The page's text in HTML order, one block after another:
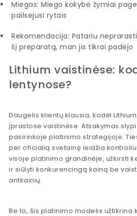
Miegas: Miego kokybė žymiai
pailsėjusi rytais
Rekomendacija: Patariu
šį preparatą, man jis tikrai padėjo
Lithium vaistinėse:
lentynose?
Daugelis klientų klausia, kodėl
įprastose vaistinėse. Atsakymas
pasirinkoje platinimo strategijoje.
per oficialią svetainę leidžia
visoje platinimo grandinėje, užkirsti
ir siūlyti konkurencingą kainą be
antkainių.
Be to, šis platinimo modelis užtikrina